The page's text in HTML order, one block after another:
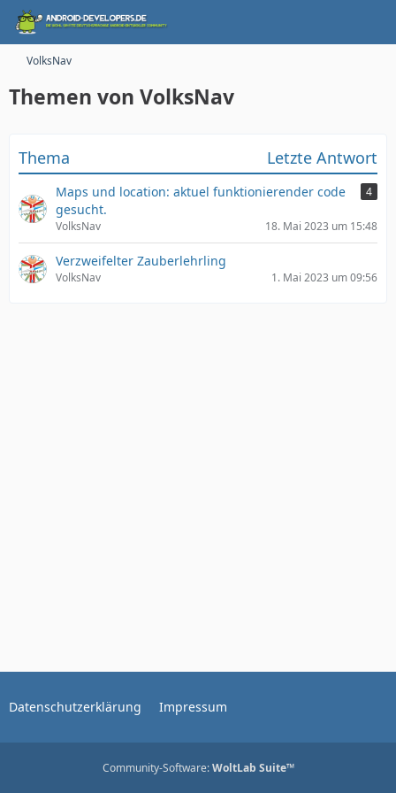
VolksNav
Themen von VolksNav
Thema Letzte Antwort
Maps und location: aktuel funktionierender code
gesucht.
4
VolksNav 18. Mai 2023 um 15:48
Verzweifelter Zauberlehrling
VolksNav 1. Mai 2023 um 09:56
Datenschutzerklärung Impressum
Community-Software:WoltLab Suite™